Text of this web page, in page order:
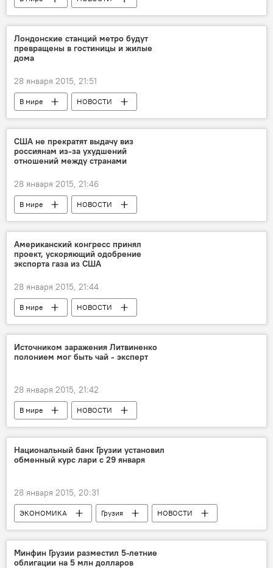
Лондонские станций метро будут
превращены в гостиницы и жилые
дома
28 января 2015, 21:51
В мире НОВОСТИ
США не прекратят выдачу виз
россиянам из-за ухудшений
отношений между странами
28 января 2015, 21:46
В мире НОВОСТИ
Американский конгресс принял
проект, ускоряющий одобрение
экспорта газа из США
28 января 2015, 21:44
В мире НОВОСТИ
Источником заражения Литвиненко
полонием мог быть чай - эксперт
28 января 2015, 21:42
В мире НОВОСТИ
Национальный банк Грузии установил
обменный курс лари с 29 января
28 января 2015, 20:31
ЭКОНОМИКА Грузия НОВОСТИ
Минфин Грузии разместил 5-летние
облигации на 5 млн долларов